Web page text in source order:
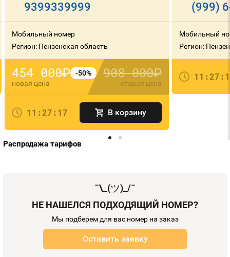
9399339999
Мобильный номер
Регион: Пензенская область
454 000руб.
-50%
новая цена
908 000руб.
старая цена
11:27:17 В корзину
(999)
Мобильный
Регион:
Распродажа тарифов
¯\_(ツ)_/¯
НЕ НАШЕЛСЯ ПОДХОДЯЩИЙ НОМЕР?
Мы подберем для вас номер на заказ
Оставить заявку